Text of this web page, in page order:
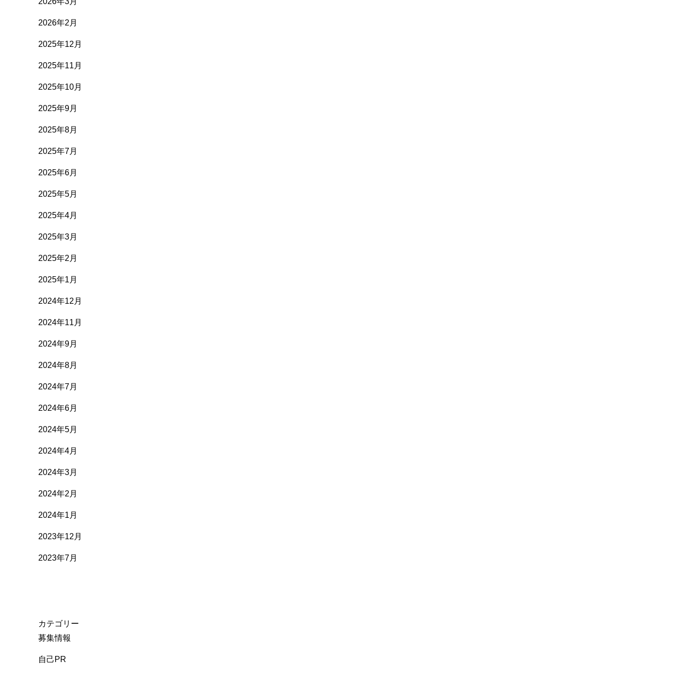
2026年2月
2025年12月
2025年11月
2025年10月
2025年9月
2025年8月
2025年7月
2025年6月
2025年5月
2025年4月
2025年3月
2025年2月
2025年1月
2024年12月
2024年11月
2024年9月
2024年8月
2024年7月
2024年6月
2024年5月
2024年4月
2024年3月
2024年2月
2024年1月
2023年12月
2023年7月
カテゴリー
募集情報
自己PR